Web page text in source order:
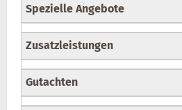
Spezielle Angebote
Zusatzleistungen
Gutachten